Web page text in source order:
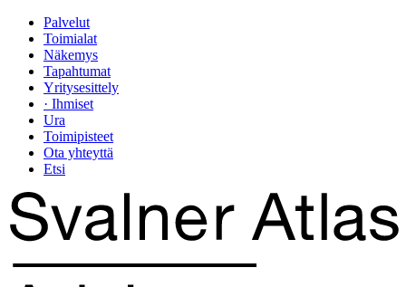
Palvelut
Toimialat
Näkemys
Tapahtumat
Yritysesittely
· Ihmiset
Ura
Toimipisteet
Ota yhteyttä
Etsi